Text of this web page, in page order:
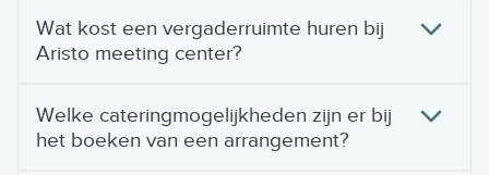
Wat kost een vergaderruimte huren bij
Aristo meeting center?
Welke cateringmogelijkheden zijn er bij
het boeken van een arrangement?